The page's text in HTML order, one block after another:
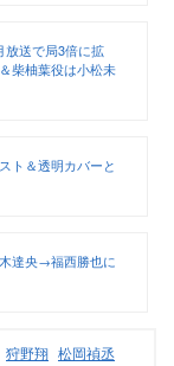
放送で局3倍に拡
柴柚葉役は小松未
ト＆透明カバーと
達央→福西勝也に
狩野翔 松岡禎丞